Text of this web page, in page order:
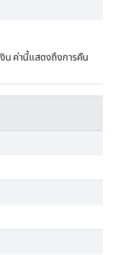
น ค่านี้แสดงถึงการคืน